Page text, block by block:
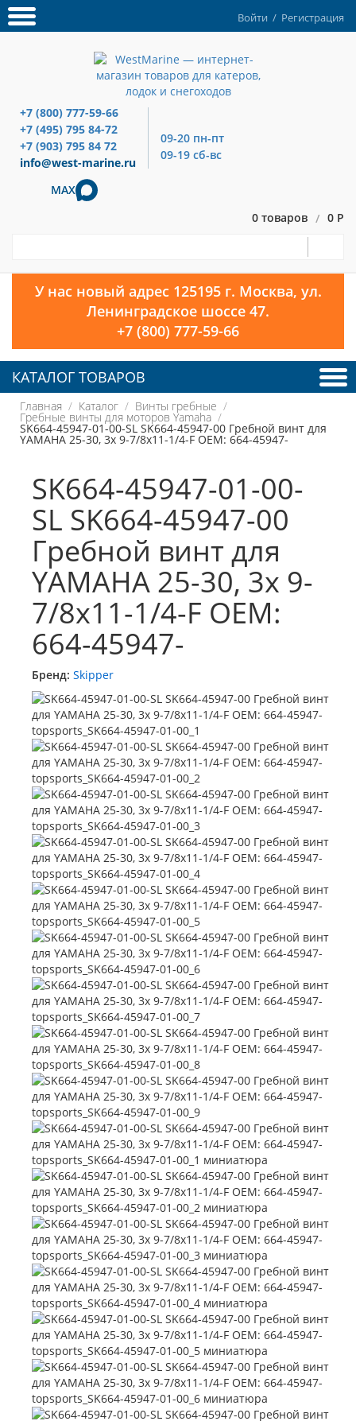
Войти / Регистрация
+7 (800) 777-59-66
+7 (495) 795 84-72
+7 (903) 795 84 72
info@west-marine.ru
09-20 пн-пт
09-19 сб-вс
MAX
0 товаров / 0 Р
У нас новый адрес 125195 г. Москва, ул.
Ленинградское шоссе 47.
+7 (800) 777-59-66
КАТАЛОГ ТОВАРОВ
Главная Каталог Винты гребные
Гребные винты для моторов Yamaha
SK664-45947-01-00-SL SK664-45947-00 Гребной винт для
YAMAHA 25-30, 3x 9-7/8x11-1/4-F OEM: 664-45947-
SK664-45947-01-00-
SL SK664-45947-00
Гребной винт для
YAMAHA 25-30, 3x 9-
7/8x11-1/4-F OEM:
664-45947-
Бренд: Skipper